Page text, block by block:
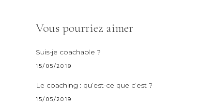
Vous pourriez aimer
Suis-je coachable ?
15/05/2019
Le coaching : qu’est-ce que c’est ?
15/05/2019